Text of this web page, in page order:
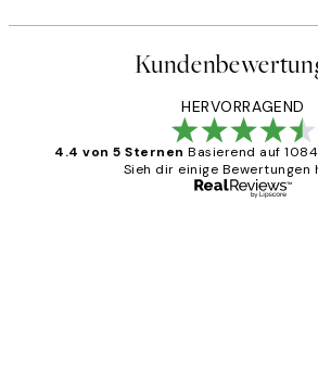
HERVORRAGEND
4.4 von 5 Sternen Basierend auf
Sieh dir einige Bewertungen